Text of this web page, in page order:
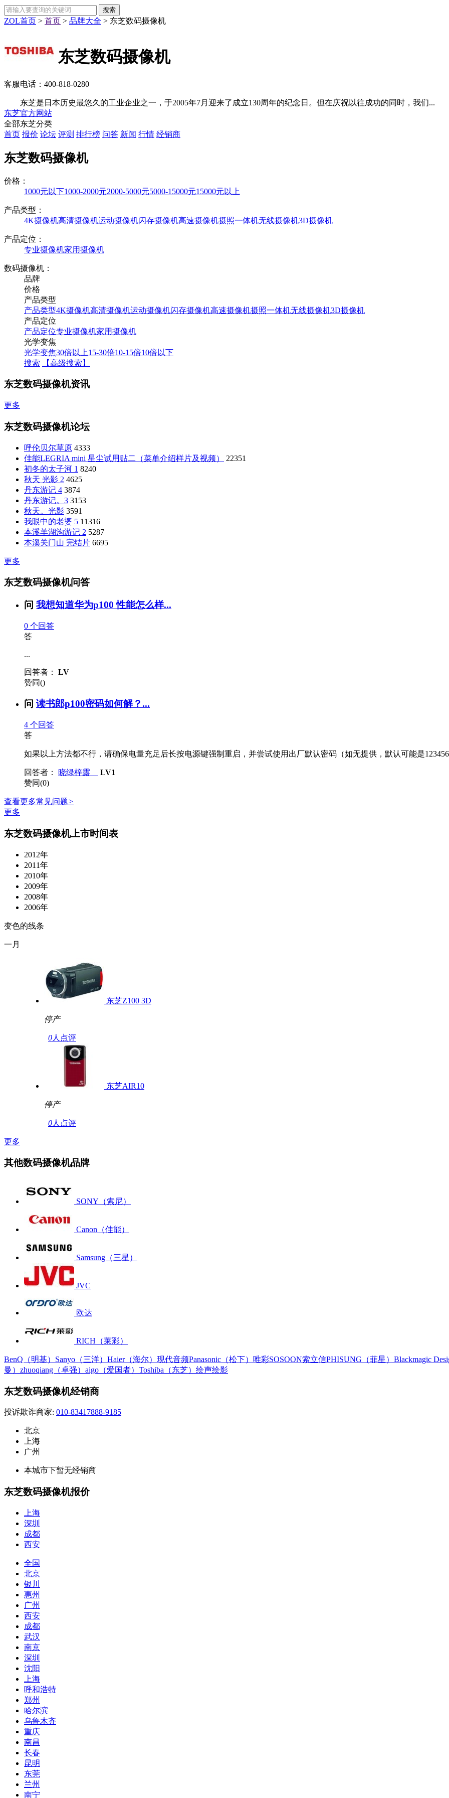
ZOL首页 > 首页 > 品牌大全 > 东芝数码摄像机
东芝数码摄像机
客服电话： 400-818-0280
东芝是日本历史最悠久的工业企业之一，于2005年7月迎来了成立130周年的纪念日。但在庆祝以往成功的同时，我们...
东芝官方网站
全部东芝分类
首页 报价 论坛 评测 排行榜 问答 新闻 行情 经销商
东芝数码摄像机
价格：
1000元以下1000-2000元2000-5000元5000-15000元15000元以上
产品类型：
4K摄像机高清摄像机运动摄像机闪存摄像机高速摄像机摄照一体机无线摄像机3D摄像机
产品定位：
专业摄像机家用摄像机
数码摄像机：
品牌
价格
产品类型
产品类型4K摄像机高清摄像机运动摄像机闪存摄像机高速摄像机摄照一体机无线摄像机3D摄像机
产品定位
产品定位专业摄像机家用摄像机
光学变焦
光学变焦30倍以上15-30倍10-15倍10倍以下
搜索
【高级搜索】
东芝数码摄像机资讯
更多
东芝数码摄像机论坛
呼伦贝尔草原 4333
佳能LEGRIA mini 星尘试用贴二（菜单介绍样片及视频）
22351
初冬的太子河 1 8240
秋天 光影 2 4625
丹东游记 4 3874
丹东游记。3 3153
秋天。光影 3591
我眼中的老婆 5 11316
本溪羊湖沟游记 2 5287
本溪关门山 完结片 6695
更多
东芝数码摄像机问答
问 我想知道华为p100 性能怎么样...
0 个回答
答
...
回答者：
LV
赞同()
问 读书郎p100密码如何解？...
4 个回答
答
如果以上方法都不行，请确保电量充足后长按电源键强制重启，并尝试使用出厂默认密码（如无提供，默认可能是123456
回答者： 晓绿梓露
LV1
赞同(0)
查看更多常见问题>
更多
东芝数码摄像机上市时间表
2012年
2011年
2010年
2009年
2008年
2006年
变色的线条
一月
东芝Z100 3D
停产
0人点评
东芝AIR10
停产
0人点评
更多
其他数码摄像机品牌
SONY（索尼）
Canon（佳能）
Samsung（三星）
JVC
欧达
RICH（莱彩）
BenQ（明基） Sanyo（三洋） Haier（海尔） 现代音频Panasonic（松下） 唯彩SOSOON索立信PHISUNG（菲星） Blackmagic
曼） zhuoqiang（卓强） aigo（爱国者） Toshiba（东芝） 绘声绘影
东芝数码摄像机经销商
投诉欺诈商家: 010-83417888-9185
北京
上海
广州
本城市下暂无经销商
东芝数码摄像机报价
上海
深圳
成都
西安
全国
北京
银川
惠州
广州
西安
成都
武汉
南京
深圳
沈阳
上海
呼和浩特
郑州
哈尔滨
乌鲁木齐
重庆
南昌
长春
昆明
东莞
兰州
南宁